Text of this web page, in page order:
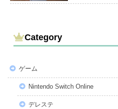
Category
ゲーム
Nintendo Switch Online
デレステ